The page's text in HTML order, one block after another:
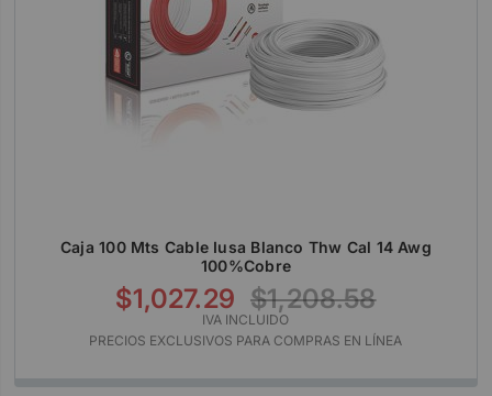
Caja 100 Mts Cable Iusa Blanco Thw Cal 14 Awg
100%cobre
$1,027.29 $1,208.58
IVA INCLUIDO
PRECIOS EXCLUSIVOS PARA COMPRAS EN LÍNEA